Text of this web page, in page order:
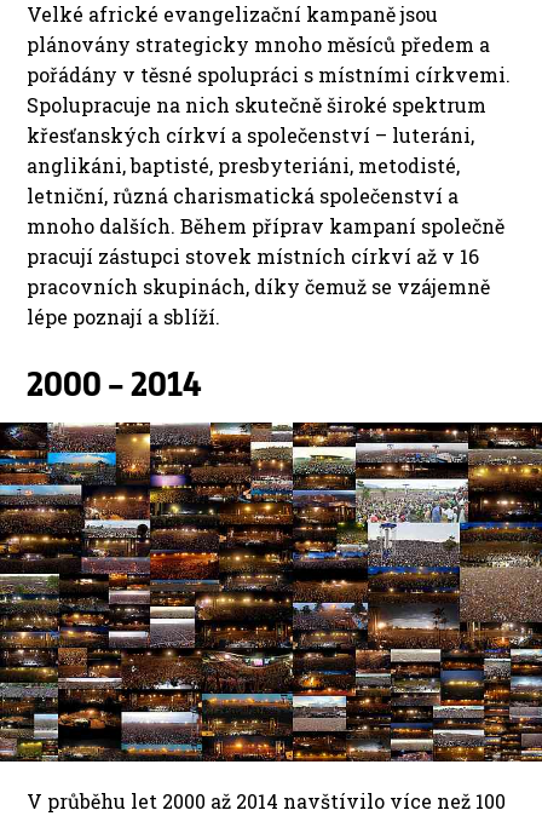
Velké africké evangelizační kampaně jsou
plánovány strategicky mnoho měsíců předem a
pořádány v těsné spolupráci s místními církvemi.
Spolupracuje na nich skutečně široké spektrum
křesťanských církví a společenství – luteráni,
anglikáni, baptisté, presbyteriáni, metodisté,
letniční, různá charismatická společenství a
mnoho dalších. Během příprav kampaní společně
pracují zástupci stovek místních církví až v 16
pracovních skupinách, díky čemuž se vzájemně
lépe poznají a sblíží.
2000 – 2014
V průběhu let 2000 až 2014 navštívilo více než 100